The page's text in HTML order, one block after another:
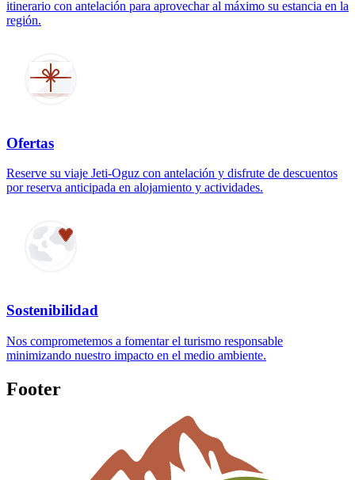
itinerario con antelación para aprovechar al máximo su estancia en la
región.
Ofertas
Reserve su viaje Jeti-Oguz con antelación y disfrute de descuentos
por reserva anticipada en alojamiento y actividades.
Sostenibilidad
Nos comprometemos a fomentar el turismo responsable
minimizando nuestro impacto en el medio ambiente.
Footer